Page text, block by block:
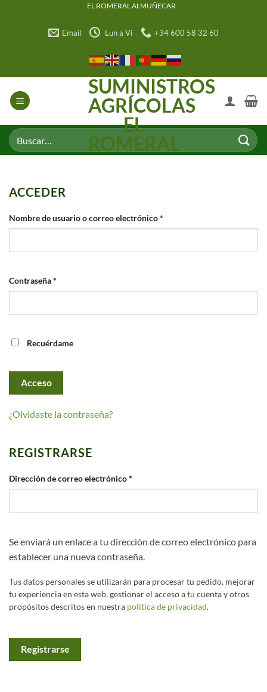
EL ROMERAL ALMUÑECAR
Email Lun a Vi +34 600 58 32 60
SUMINISTROS
AGRÍCOLAS
EL
ROMERAL
Buscar
por:
ACCEDER
Nombre de usuario o correo electrónico*
Contraseña*
Recuérdame
Acceso
¿Olvidaste la contraseña?
REGISTRARSE
Dirección de correo electrónico*
Se enviará un enlace a tu dirección de correo electrónico para
establecer una nueva contraseña.
Tus datos personales se utilizarán para procesar tu pedido, mejorar
tu experiencia en esta web, gestionar el acceso a tu cuenta y otros
propósitos descritos en nuestra política de privacidad.
Registrarse